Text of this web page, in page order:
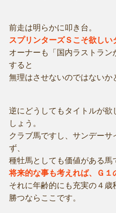
前走は明らかに叩き台。
スプリンターズＳこそ欲しい
オーナーも「国内ラストラ
すると
無理はさせないのではないか
逆にどうしてもタイトルが欲
しょう。
クラブ馬ですし、サンデー
ず、
種牡馬としても価値がある馬
将来的な事も考えれば、Ｇ１
それに年齢的にも充実の４歳
勝つならここです。